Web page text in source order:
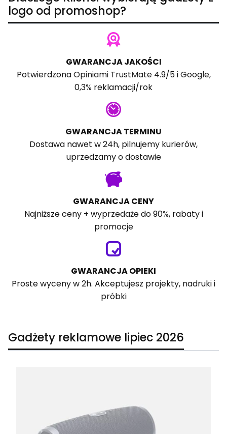
logo od promoshop?
GWARANCJA JAKOŚCI
PotwierdzonaOpiniami TrustMate4.9/5 iGoogle,
0,3% reklamacji/rok
GWARANCJA TERMINU
Dostawa nawet w 24h, pilnujemy kurierów,
uprzedzamy o dostawie
GWARANCJA CENY
Najniższe ceny + wyprzedaże do 90%, rabaty i
promocje
GWARANCJA OPIEKI
Proste wyceny w 2h. Akceptujesz projekty, nadruki i
próbki
Gadżety reklamowe lipiec 2026